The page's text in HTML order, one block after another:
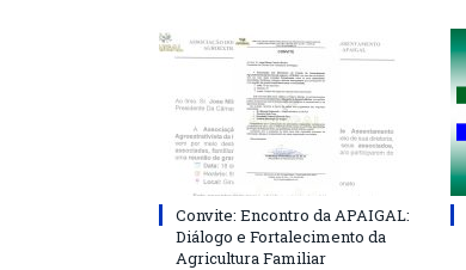
Convite: Encontro da APAIGAL:
Diálogo e Fortalecimento da
Agricultura Familiar